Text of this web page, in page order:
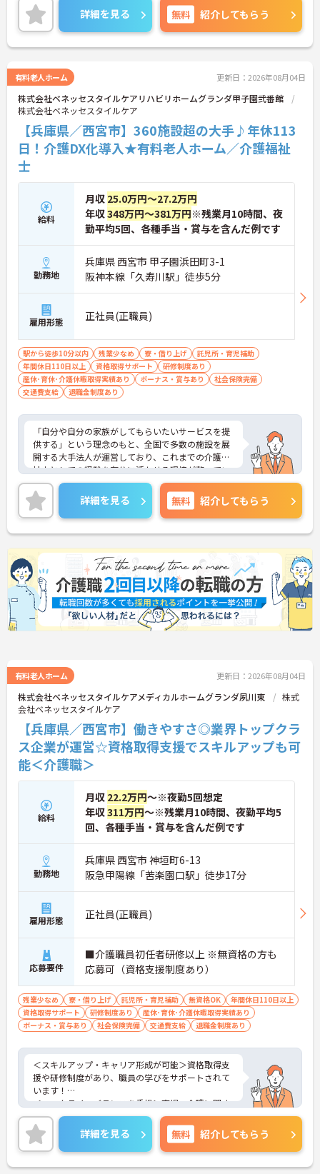
【プライベートとの両立がしやすい環境です】
・有給取得促進手当の支給や、5連休以上の長期休
暇を取得できる仕組みがあり、しっかりと心身をリ
・中途入社比率が6割を超えており、風通しが良
く、新しい方もこれまでの経験を活かしてすぐに馴
染める温かい社風です。
の社内資格「マジ神制度」。認知症ケア等の分野で
認定されると最大月4万円の手当が加算され、確実
な収入アップが可能です。また、スマホでの記録入
力や睡眠センサー等のDX化により、夜間業務などの
象となる年間3万円の医療費補助など大手ならでは
の圧倒的な福利厚生のもと、ケアマネジャーへのス
テップアップ等、介護のプロとして長期的なキャリ
アを築けます。
★おすすめPOINT★
【これまでの経験・専門性が正当に評価される環境
ると1資格につき月1万円（最大4万円）の手当が加
算されます。
・ケアマネジャーの受験料や対策講座、更新費用ま
で全額補助されるため、次のステップアップを自己
【最先端のDX導入で、身体的・精神的な負担を軽
減】
・スマホ記録や睡眠センサーを活用したデータに基
づくケアにより、夜間巡視や申し送りなどの業務負
担を大きく軽減しています。
・業務の効率化により月の平均残業時間は10時間程
度と少なく、体力的なゆとりを持ってご入居者様と
向き合えます。
【ご家族も安心できる、圧倒的な福利厚生が整って
います】
や、教育サービスの70%割引など、生活全体を支え
る独自の福利厚生が利用できます。
・小学校3年生までの時短・夜勤免除制度があり、
男性の育休取得実績も豊富なため、ライフステージ
が変化しても安心です。
【プライベートとの両立がしやすい環境です】
・有給取得促進手当の支給や、5連休以上の長期休
暇を取得できる仕組みがあり、しっかりと心身をリ
フレッシュできます。
・中途入社比率が6割を超えており、風通しが良
く、新しい方もこれまでの経験を活かしてすぐに馴
染める温かい社風です。
詳細を見る 無料 紹介してもらう
有料老人ホーム 更新日：2026年08月04日
株式会社ベネッセスタイルケアリハビリホームグランダ甲子園弐番館
株式会社ベネッセスタイルケア
【兵庫県／西宮市】360施設超の大手♪年休113
日！介護DX化導入★有料老人ホーム／介護福祉
士
給料
月収 25.0万円～27.2万円
年収348万円～381万円※残業月10時間、夜
勤平均5回、各種手当・賞与を含んだ例です
勤務地
兵庫県 西宮市 甲子園浜田町3-1
阪神本線「久寿川駅」徒歩5分
雇用形態 正社員(正職員)
駅から徒歩10分以内 残業少なめ 寮・借り上げ
託児所・育児補助
年間休日110日以上
資格取得サポート
研修制度あり
産休･育休･介護休暇取得実績あり
ボーナス・賞与あり
社会保険完備
交通費支給
退職金制度あり
「自分や自分の家族がしてもらいたいサービスを提
供する」という理念のもと、全国で多数の施設を展
開する大手法人が運営しており、これまでの介護福
祉士としての経験を存分に活かせる環境が整ってい
ます。最大の魅力は、専門性を正当に評価する独自
の社内資格「マジ神制度」。認知症ケア等の分野で
認定されると最大月4万円の手当が加算され、確実
な収入アップが可能です。また、スマホでの記録入
力や睡眠センサー等のDX化により、夜間業務などの
身体的負担が大きく軽減されています。ご家族も対
象となる年間3万円の医療費補助など大手ならでは
の圧倒的な福利厚生のもと、ケアマネジャーへのス
テップアップ等、介護のプロとして長期的なキャリ
アを築けます。
★おすすめPOINT★
ると1資格につき月1万円（最大4万円）の手当が加
算されます。
・ケアマネジャーの受験料や対策講座、更新費用ま
で全額補助されるため、次のステップアップを自己
負担なく目指せます。
【最先端のDX導入で、身体的・精神的な負担を軽
減】
・スマホ記録や睡眠センサーを活用したデータに基
づくケアにより、夜間巡視や申し送りなどの業務負
担を大きく軽減しています。
・業務の効率化により月の平均残業時間は10時間程
度と少なく、体力的なゆとりを持ってご入居者様と
向き合えます。
【ご家族も安心できる、圧倒的な福利厚生が整って
います】
・ご家族分も含めて年間3万円までの医療費補助
や、教育サービスの70%割引など、生活全体を支え
る独自の福利厚生が利用できます。
が変化しても安心です。
【プライベートとの両立がしやすい環境です】
・有給取得促進手当の支給や、5連休以上の長期休
暇を取得できる仕組みがあり、しっかりと心身をリ
フレッシュできます。
・中途入社比率が6割を超えており、風通しが良
く、新しい方もこれまでの経験を活かしてすぐに馴
染める温かい社風です。
詳細を見る 無料 紹介してもらう
有料老人ホーム 更新日：2026年08月04日
株式会社ベネッセスタイルケアメディカルホームグランダ夙川東
株式
会社ベネッセスタイルケア
【兵庫県／西宮市】働きやすさ◎業界トップクラ
ス企業が運営☆資格取得支援でスキルアップも可
能＜介護職＞
給料
月収 22.2万円～※夜勤5回想定
年収311万円～※残業月10時間、夜勤平均5
回、各種手当・賞与を含んだ例です
勤務地
兵庫県 西宮市 神垣町6-13
阪急甲陽線「苦楽園口駅」徒歩17分
雇用形態 正社員(正職員)
応募要件
■介護職員初任者研修以上 ※無資格の方も
応募可（資格支援制度あり）
残業少なめ 寮・借り上げ 託児所・育児補助 無資格OK
年間休日110日以上
資格取得サポート
研修制度あり
産休･育休･介護休暇取得実績あり
ボーナス・賞与あり
社会保険完備 交通費支給 退職金制度あり
＜スキルアップ・キャリア形成が可能＞資格取得支
援や研修制度があり、職員の学びをサポートされて
います！
＜ワークライフバランスを重視＞育児・介護に関す
る制度や社宅制度、各種手当など、長く安心して働
きやすい環境が整っています。
＜寄り添ったケアの実施＞利用者さまに深く寄り添
ったサービスの提供を目指し、職員の専門性を高め
るような人材育成にも注力されています。
詳細を見る 無料 紹介してもらう